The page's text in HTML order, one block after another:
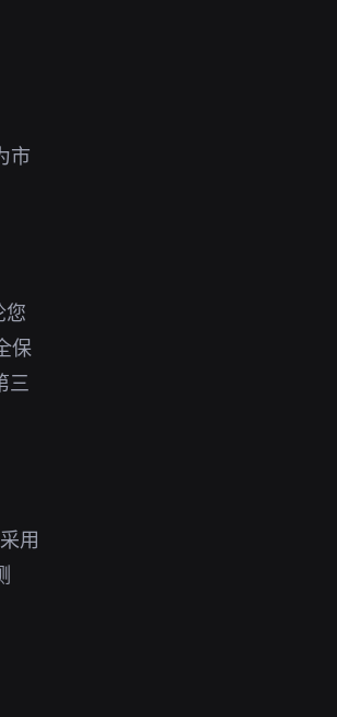
市
您
保
三
用